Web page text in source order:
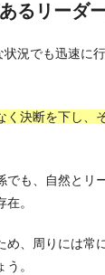
るリーダ
況でも迅速に
く決断を下し、
でも、自然とリ
。
め、周りには常
。